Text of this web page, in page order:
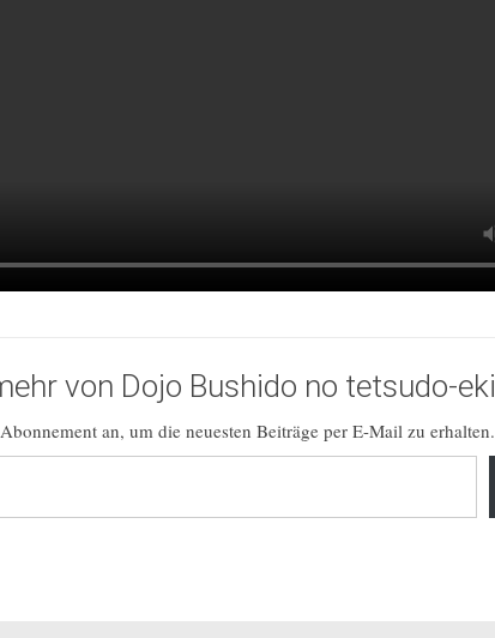
von Dojo Bushido no tetsudo-eki
an, um die neuesten Beiträge per E-Mail zu erhalten.